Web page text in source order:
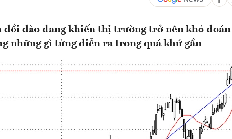
dồi dào đang khiến thị trường trở nên khó đoán
những gì từng diễn ra trong quá khứ gần